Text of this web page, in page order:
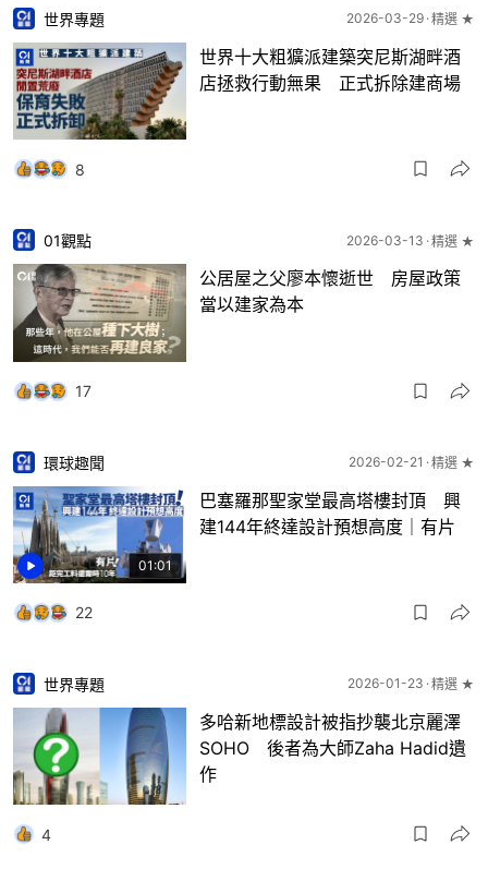
世界專題 2026-03-29 精選 ★
世界十大粗獷派建築突尼斯湖畔酒
店拯救行動無果 正式拆除建商場
8
01觀點 2026-03-13 精選 ★
公居屋之父廖本懷逝世 房屋政策
當以建家為本
17
01:01
環球趣聞 2026-02-21 精選 ★
巴塞羅那聖家堂最高塔樓封頂 興
建144年終達設計預想高度｜有片
22
世界專題 2026-01-23 精選 ★
多哈新地標設計被指抄襲北京麗澤
SOHO 後者為大師Zaha Hadid遺
作
4